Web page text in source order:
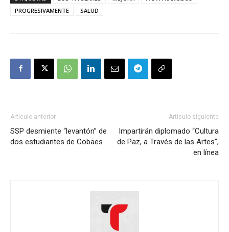
PROGRESIVAMENTE
SALUD
Artículo anterior
SSP desmiente “levantón” de
dos estudiantes de Cobaes
Artículo siguiente
Impartirán diplomado “Cultura
de Paz, a Través de las Artes”,
en línea